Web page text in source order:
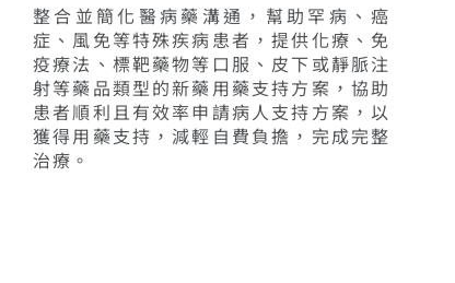
整合並簡化醫病藥溝通，幫助罕病、癌
症、風免等特殊疾病患者，提供化療、免
疫療法、標靶藥物等口服、皮下或靜脈注
射等藥品類型的新藥用藥支持方案，協助
患者順利且有效率申請病人支持方案，以
獲得用藥支持，減輕自費負擔，完成完整
治療。